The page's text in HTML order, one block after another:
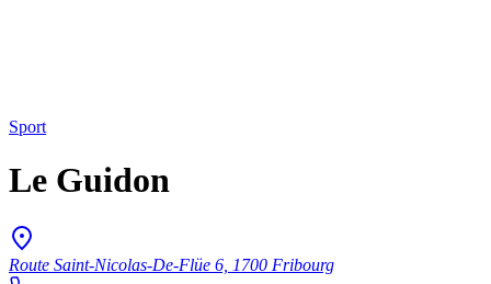
Sport
Le Guidon
Route Saint-Nicolas-De-Flüe 6, 1700 Fribourg